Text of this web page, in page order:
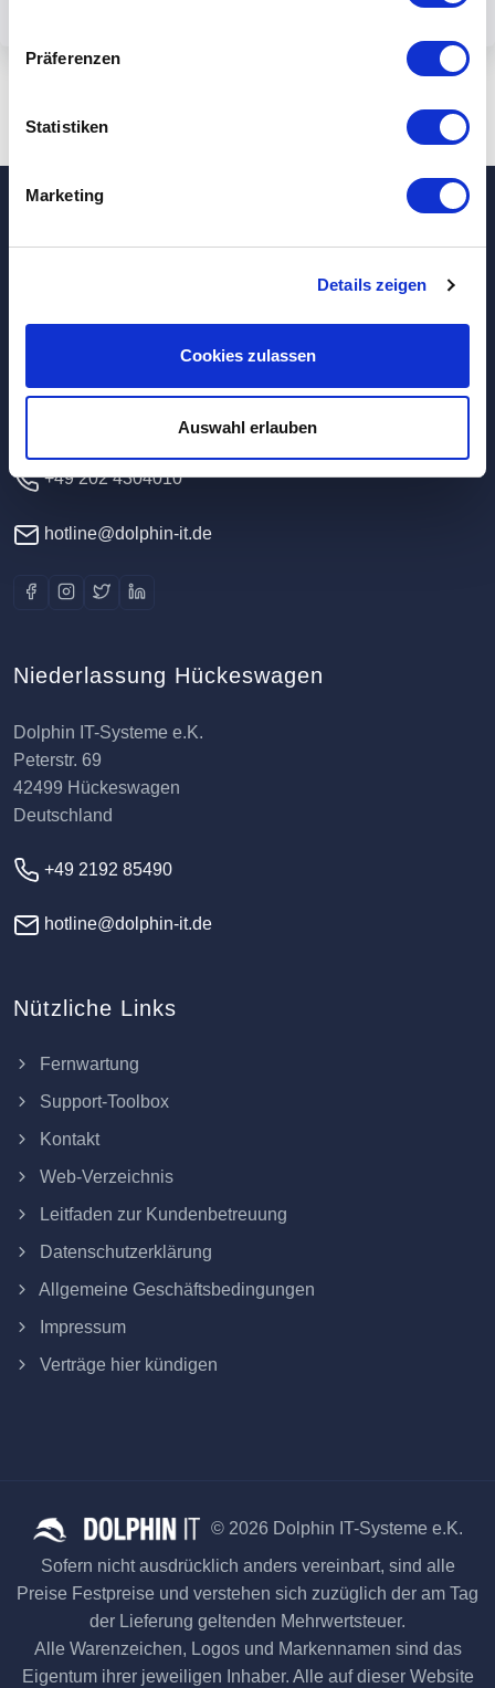
Präferenzen
Statistiken
Marketing
Details zeigen
Cookies zulassen
Auswahl erlauben
Hauptverwaltung / Rechenzentrum
42389 Wuppertal
+49 202 4304010
hotline@dolphin-it.de
Niederlassung Hückeswagen
Dolphin IT-Systeme e.K.
Peterstr. 69
42499 Hückeswagen
Deutschland
+49 2192 85490
hotline@dolphin-it.de
Nützliche Links
Fernwartung
Support-Toolbox
Kontakt
Web-Verzeichnis
Leitfaden zur Kundenbetreuung
Datenschutzerklärung
Allgemeine Geschäftsbedingungen
Impressum
Verträge hier kündigen
© 2026 Dolphin IT-Systeme e.K.
Sofern nicht ausdrücklich anders vereinbart, sind alle
Preise Festpreise und verstehen sich zuzüglich der am Tag
der Lieferung geltenden Mehrwertsteuer.
Alle Warenzeichen, Logos und Markennamen sind das
Eigentum ihrer jeweiligen Inhaber. Alle auf dieser Website